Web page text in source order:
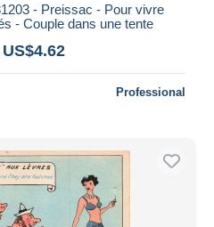
- Preissac - Pour vivre
- Couple dans une tente
Professional